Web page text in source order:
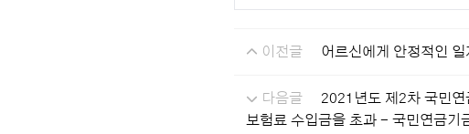
이전글 어르신에게 안정적인
다음글
2021년도 제2차 국민
보험료 수입금을 초과 - 국민연금기